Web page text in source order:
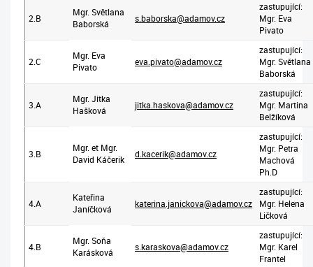
2.B
Mgr. Světlana
Baborská
s.baborska@adamov.cz
zastupující:
Mgr. Eva
Pivato
2.C
Mgr. Eva
Pivato
eva.pivato@adamov.cz
zastupující:
Mgr. Světlana
Baborská
3.A
Mgr. Jitka
Hašková
jitka.haskova@adamov.cz
zastupující:
Mgr. Martina
Belžíková
3.B
Mgr. et Mgr.
David Káčerik
d.kacerik@adamov.cz
zastupující:
Mgr. Petra
Machová
Ph.D
4.A
Kateřina
Janíčková
katerina.janickova@adamov.cz
zastupující:
Mgr. Helena
Ličková
4.B
Mgr. Soňa
Karásková
s.karaskova@adamov.cz
zastupující:
Mgr. Karel
Frantel